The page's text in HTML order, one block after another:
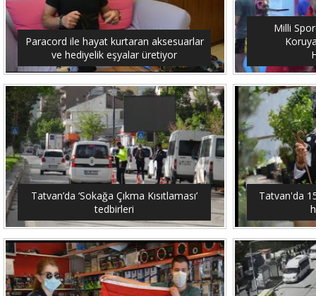
Paracord ile hayat kurtaran aksesuarlar
ve hediyelik eşyalar üretiyor
Milli
Tatvan’da ‘Sokağa Çıkma Kısıtlaması’
tedbirleri
Tatvan'da